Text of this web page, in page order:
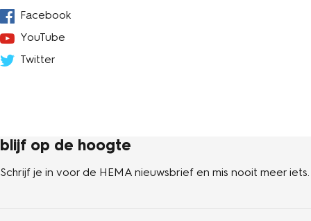
Facebook
YouTube
Twitter
blijf op de hoogte
Schrijf je in voor de HEMA nieuwsbrief en mis nooit meer iets.